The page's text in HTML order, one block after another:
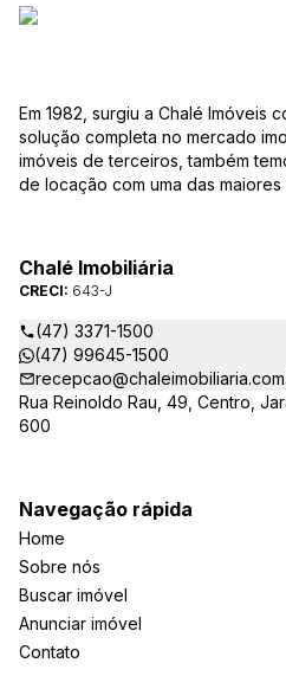
Em 1982, surgiu a Chalé Imóveis
solução completa no mercado
imóveis de terceiros, também
de locação com uma das
Arte Imóveis. E também
Valores.
Chalé Imobiliária
CRECI: 643-J
(47) 3371-1500
(47) 99645-1500
Rua Reinoldo Rau, 49, Centro,
600
Navegação rápida
Home
Sobre nós
Buscar imóvel
Anunciar imóvel
Contato